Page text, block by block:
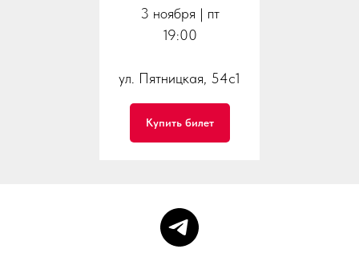
3 ноября | пт
19:00
ул. Пятницкая, 54с1
Купить билет